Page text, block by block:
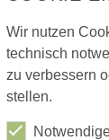
Wir nutzen
technisch
zu verbessern
stellen.